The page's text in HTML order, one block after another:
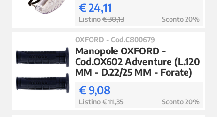
€ 24,11
Listino€ 30,13 Sconto 20%
OXFORD - Cod.C800679
Manopole OXFORD -
Cod.OX602 Adventure (L.120
MM - D.22/25 MM - Forate)
€ 9,08
Listino€ 11,35 Sconto 20%